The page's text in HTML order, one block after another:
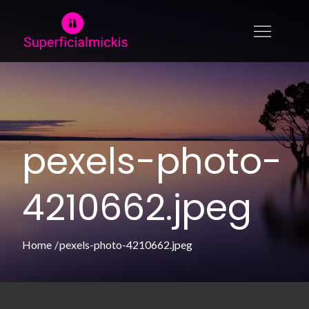
content
superficialmickis.se
En sida för dig som gillar mode &
skönhet
pexels-photo-
4210662.jpeg
Home pexels-photo-4210662.jpeg